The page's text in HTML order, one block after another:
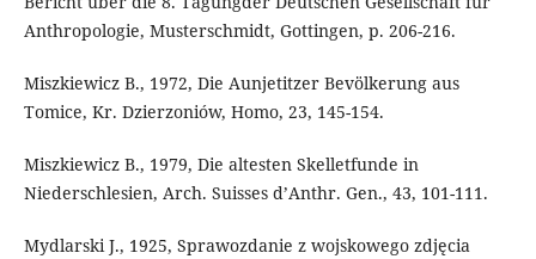
Anthropologie, Musterschmidt, Gottingen, p. 206-216.
Miszkiewicz B., 1972, Die Aunjetitzer Bevölkerung aus
Tomice, Kr. Dzierzoniów, Homo, 23, 145-154.
Miszkiewicz B., 1979, Die altesten Skelletfunde in
Niederschlesien, Arch. Suisses d’Anthr. Gen., 43, 101-111.
Mydlarski J., 1925, Sprawozdanie z wojskowego zdjęcia